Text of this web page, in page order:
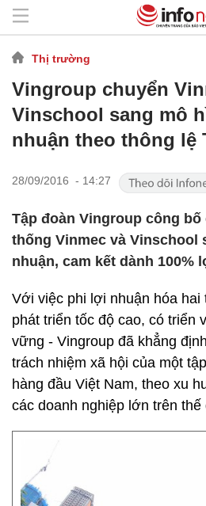
Thị trường
Vingroup chuyển
Vinschool sang mô
nhuận theo thông lệ
28/09/2016 - 14:27
Tập đoàn Vingroup công
thống Vinmec và Vinschool
nhuận, cam kết dành 100%
Với việc phi lợi nhuận hóa hai
phát triển tốc độ cao, có triển
vững - Vingroup đã khẳng
trách nhiệm xã hội của một
hàng đầu Việt Nam, theo xu
các doanh nghiệp lớn trên thế